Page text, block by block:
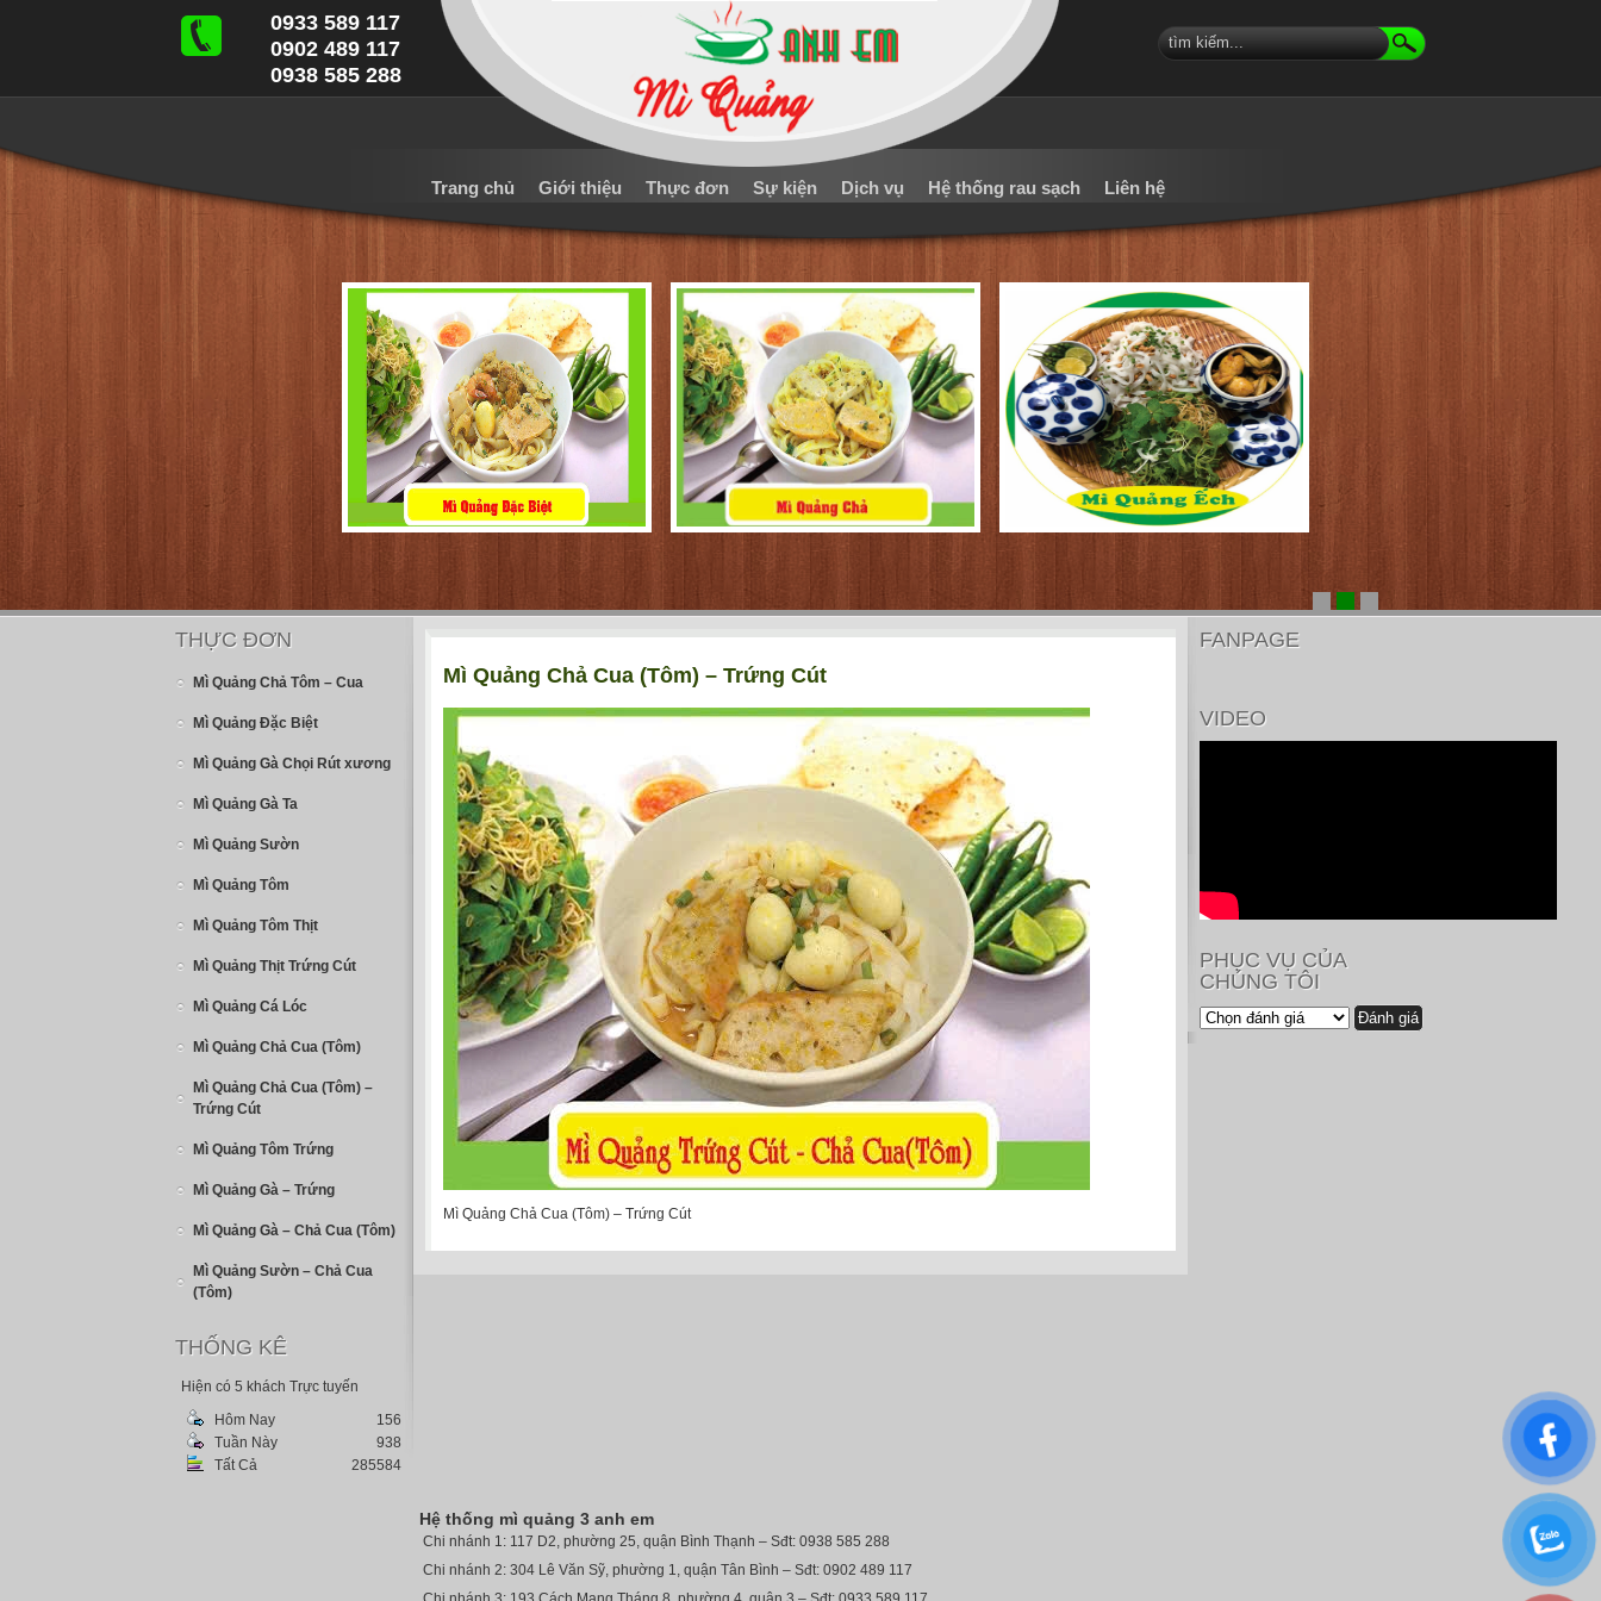
0933 589 117
0902 489 117
0938 585 288
Trang chủ Giới thiệu Thực đơn Sự kiện Dịch vụ Hệ thống rau sạch Liên hệ
THỰC ĐƠN
Mì Quảng Chả Tôm – Cua
Mì Quảng Đặc Biệt
Mì Quảng Gà Chọi Rút xương
Mì Quảng Gà Ta
Mì Quảng Sườn
Mì Quảng Tôm
Mì Quảng Tôm Thịt
Mì Quảng Thịt Trứng Cút
Mì Quảng Cá Lóc
Mì Quảng Chả Cua (Tôm)
Mì Quảng Chả Cua (Tôm) –
Trứng Cút
Mì Quảng Tôm Trứng
Mì Quảng Gà – Trứng
Mì Quảng Gà – Chả Cua (Tôm)
Mì Quảng Sườn – Chả Cua
(Tôm)
THỐNG KÊ
Hiện có 5 khách Trực tuyến
Hôm Nay
156
Tuần Này
938
Tất Cả
285584
Mì Quảng Chả Cua (Tôm) – Trứng Cút
Mì Quảng Chả Cua (Tôm) – Trứng Cút
FANPAGE
VIDEO
PHỤC VỤ CỦA
CHÚNG TÔI
Hệ thống mì quảng 3 anh em
Chi nhánh 1: 117 D2, phường 25, quận Bình Thạnh – Sđt: 0938 585 288
Chi nhánh 2: 304 Lê Văn Sỹ, phường 1, quận Tân Bình – Sđt: 0902 489 117